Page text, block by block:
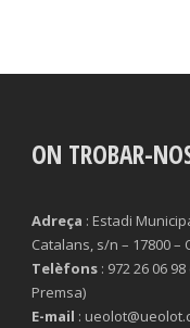
ON TROBAR-
Adreça : Estadi
Catalans, s/n – 17800 –
Telèfons : 972 26 06
Premsa)
E-mail :